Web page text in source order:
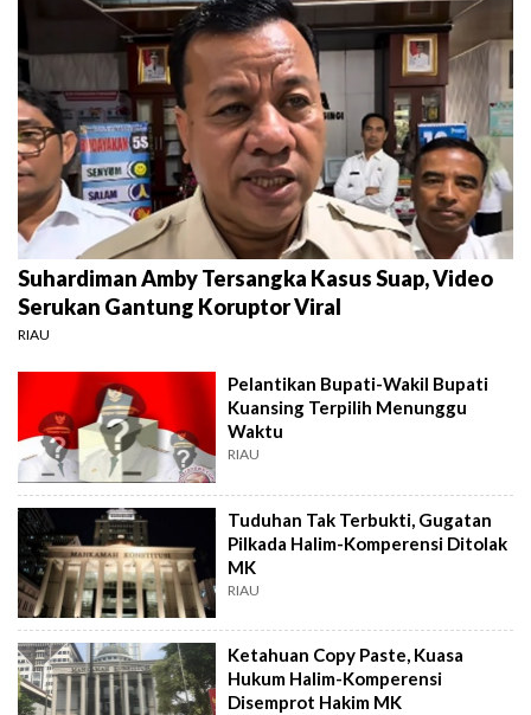
Suhardiman Amby Tersangka Kasus Suap, Video
Serukan Gantung Koruptor Viral
RIAU
Pelantikan Bupati-Wakil Bupati
Kuansing Terpilih Menunggu
Waktu
RIAU
Tuduhan Tak Terbukti, Gugatan
Pilkada Halim-Komperensi Ditolak
MK
RIAU
Ketahuan Copy Paste, Kuasa
Hukum Halim-Komperensi
Disemprot Hakim MK